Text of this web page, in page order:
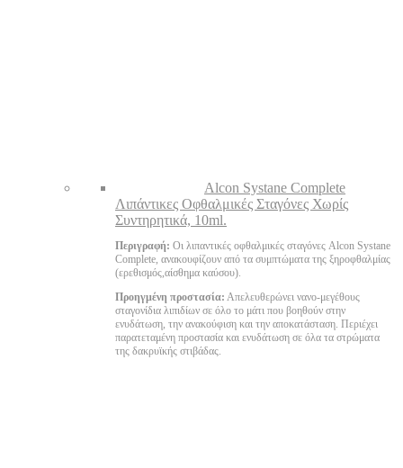
Alcon Systane Complete
Λιπάντικες Οφθαλμικές Σταγόνες Χωρίς
Συντηρητικά, 10ml.
Περιγραφή: Οι λιπαντικές οφθαλμικές σταγόνες Alcon Systane
Complete, ανακουφίζουν από τα συμπτώματα της ξηροφθαλμίας
(ερεθισμός,αίσθημα καύσου).
Προηγμένη προστασία: Απελευθερώνει νανο-μεγέθους
σταγονίδια λιπιδίων σε όλο το μάτι που βοηθούν στην
ενυδάτωση, την ανακούφιση και την αποκατάσταση. Περιέχει
παρατεταμένη προστασία και ενυδάτωση σε όλα τα στρώματα
της δακρυϊκής στιβάδας.